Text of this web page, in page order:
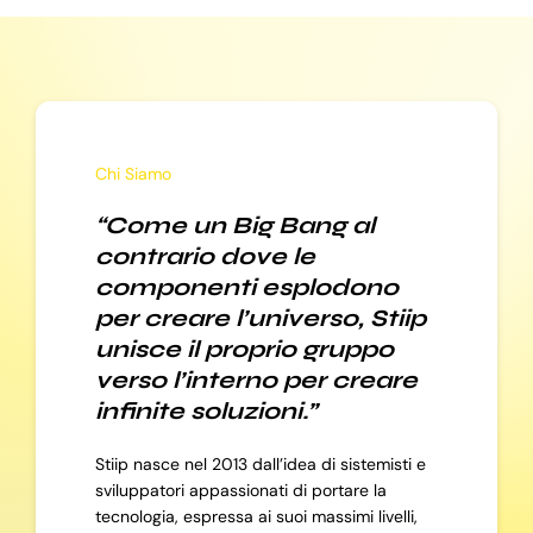
Chi Siamo
“Come un Big Bang al
contrario dove le
componenti esplodono
per creare l’universo, Stiip
unisce il proprio gruppo
verso l’interno per creare
infinite soluzioni.”
Stiip nasce nel 2013 dall’idea di sistemisti e
sviluppatori appassionati di portare la
tecnologia, espressa ai suoi massimi livelli,